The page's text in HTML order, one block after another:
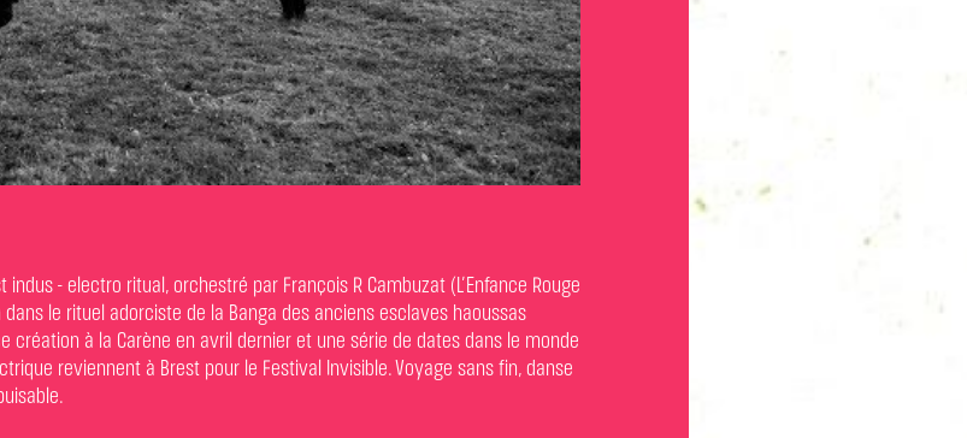
- electro ritual, orchestré par François R Cambuzat (L’Enfance Rouge
le rituel adorciste de la Banga des anciens esclaves haoussas
création à la Carène en avril dernier et une série de dates dans le monde
reviennent à Brest pour le Festival Invisible. Voyage sans fin, danse